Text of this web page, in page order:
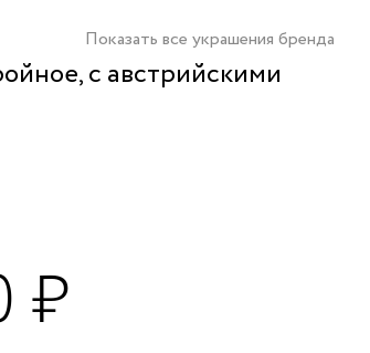
Показать все украшения бренда
с австрийскими
₽